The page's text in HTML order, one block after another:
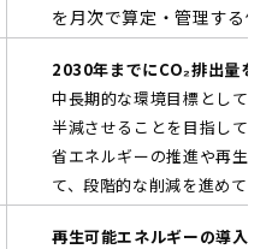
を月次で算定・管理する体
2030年までにCO₂排出量を
中長期的な環境目標として、
半減させることを目指してい
省エネルギーの推進や再生
て、段階的な削減を進めてい
再生可能エネルギーの導入・